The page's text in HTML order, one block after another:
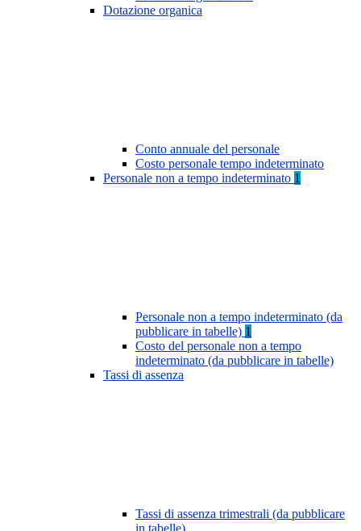
Dotazione organica
Conto annuale del personale
Costo personale tempo indeterminato
Personale non a tempo indeterminato 1
Personale non a tempo indeterminato (da
pubblicare in tabelle) 1
Costo del personale non a tempo
indeterminato (da pubblicare in tabelle)
Tassi di assenza
Tassi di assenza trimestrali (da pubblicare